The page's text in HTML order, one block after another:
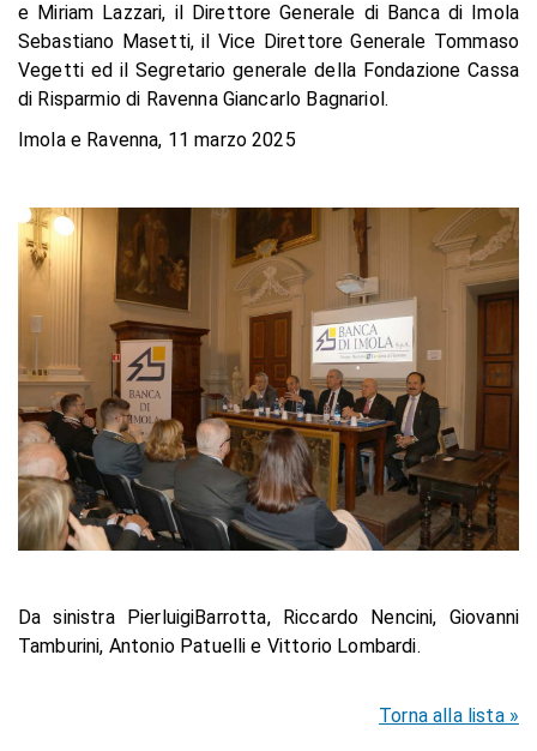
e Miriam Lazzari, il Direttore Generale di Banca di Imola
Sebastiano Masetti, il Vice Direttore Generale Tommaso
Vegetti ed il Segretario generale della Fondazione Cassa
di Risparmio di Ravenna Giancarlo Bagnariol.
Imola e Ravenna, 11 marzo 2025
Da sinistra PierluigiBarrotta, Riccardo Nencini, Giovanni
Tamburini, Antonio Patuelli e Vittorio Lombardi.
Torna alla lista »